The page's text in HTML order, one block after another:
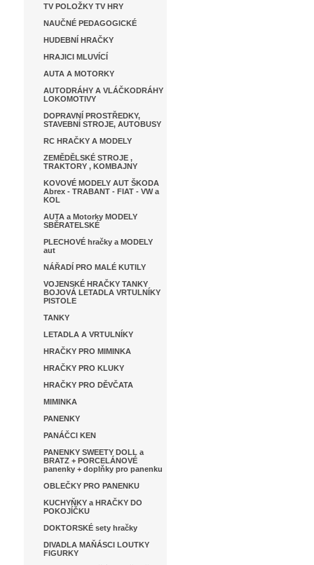
TV POLOŽKY TV HRY
NAUČNÉ PEDAGOGICKÉ
HUDEBNÍ HRAČKY
HRAJICI MLUVÍCÍ
AUTA A MOTORKY
AUTODRÁHY A VLÁČKODRÁHY
LOKOMOTIVY
DOPRAVNÍ PROSTŘEDKY,
STAVEBNÍ STROJE, AUTOBUSY
RC HRAČKY A MODELY
ZEMĚDĚLSKÉ STROJE ,
TRAKTORY , KOMBAJNY
KOVOVÉ MODELY AUT ŠKODA
Abrex - TRABANT - FIAT - VW a
KOL
AUTA a Motorky MODELY
SBĚRATELSKÉ
PLECHOVÉ hračky a MODELY
aut
NÁŘADÍ PRO MALÉ KUTILY
VOJENSKÉ HRAČKY TANKY
BOJOVÁ LETADLA VRTULNÍKY
PISTOLE
TANKY
LETADLA A VRTULNÍKY
HRAČKY PRO MIMINKA
HRAČKY PRO KLUKY
HRAČKY PRO DĚVČATA
MIMINKA
PANENKY
PANÁČCI KEN
PANENKY SWEETY DOLL a
BRATZ + PORCELÁNOVÉ
panenky + doplňky pro panenku
OBLEČKY PRO PANENKU
KUCHYŇKY a HRAČKY DO
POKOJÍČKU
DOKTORSKÉ sety hračky
DIVADLA MAŇÁSCI LOUTKY
FIGURKY